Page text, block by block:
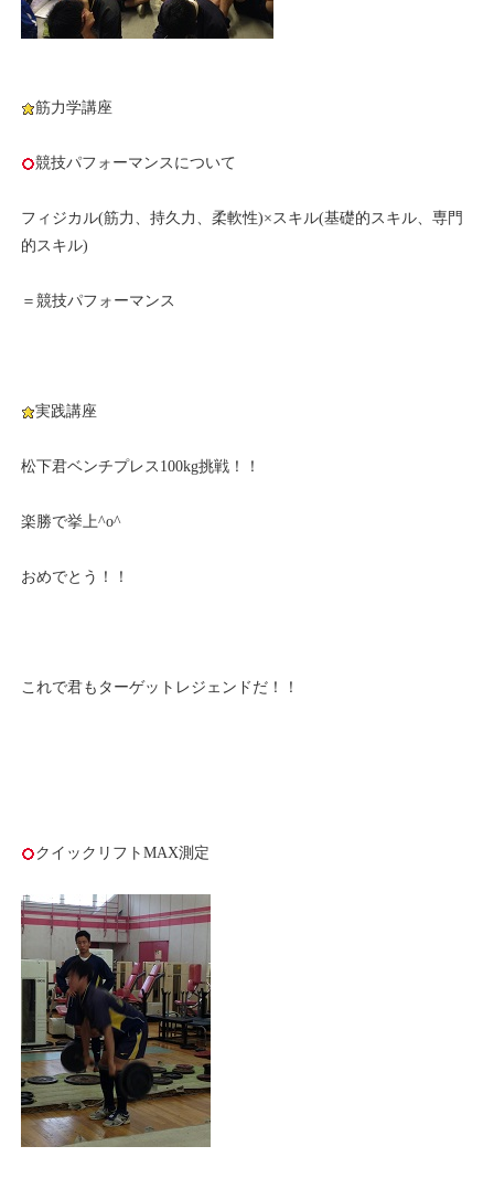
筋力学講座
競技パフォーマンスについて
フィジカル(筋力、持久力、柔軟性)×スキル(基礎的スキル、専門
的スキル)
＝競技パフォーマンス
実践講座
松下君ベンチプレス100kg挑戦！！
楽勝で挙上^o^
おめでとう！！
これで君もターゲットレジェンドだ！！
クイックリフトMAX測定